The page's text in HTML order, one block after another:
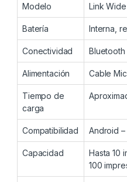
Modelo Link
Batería Interna,
Conectividad Bluetooth
Alimentación Cable
Tiempo de
carga
Compatibilidad Android –
Capacidad
Hasta 10
100